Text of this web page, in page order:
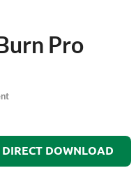
Pro
DIRECT DOWNLOAD